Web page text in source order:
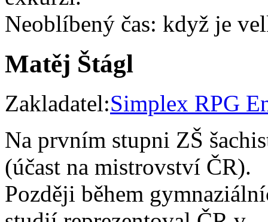
Neoblíbený čas: když je
Matěj Štágl
Zakladatel:Simplex RPG
Na prvním stupni ZŠ
(účast na mistrovství ČR).
Později během